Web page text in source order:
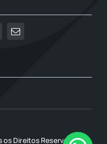
Direitos Reservados |